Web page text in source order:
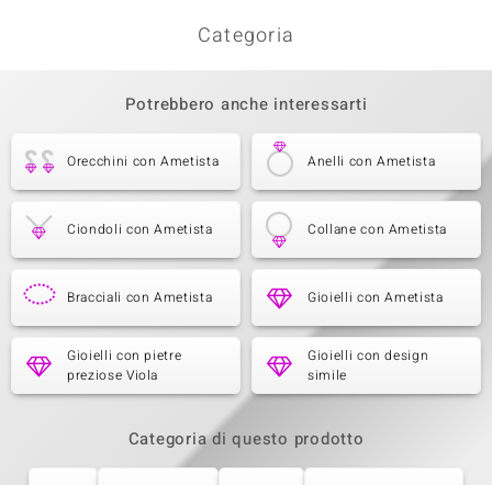
Categoria
Potrebbero anche interessarti
Orecchini con Ametista Anelli con Ametista
Ciondoli con Ametista Collane con Ametista
Bracciali con Ametista Gioielli con Ametista
Gioielli con pietre
preziose Viola
Gioielli con design
simile
Categoria di questo prodotto